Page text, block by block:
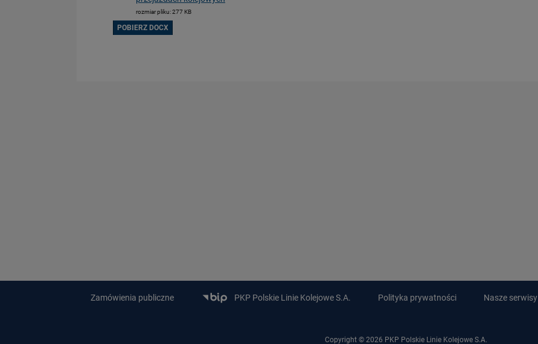
rozmiar pliku: 277 KB
POBIERZ DOCX
Zamówienia publiczne PKP Polskie Linie Kolejowe S.A. Polityka prywatności Nasze serwisy
Copyright © 2026 PKP Polskie Linie Kolejowe S.A.